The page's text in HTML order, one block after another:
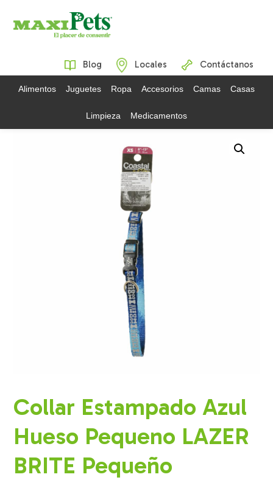
Blog Locales Contáctanos
Alimentos Juguetes Ropa Accesorios Camas Casas
Limpieza Medicamentos
Collar Estampado Azul
Hueso Pequeno LAZER
BRITE Pequeño